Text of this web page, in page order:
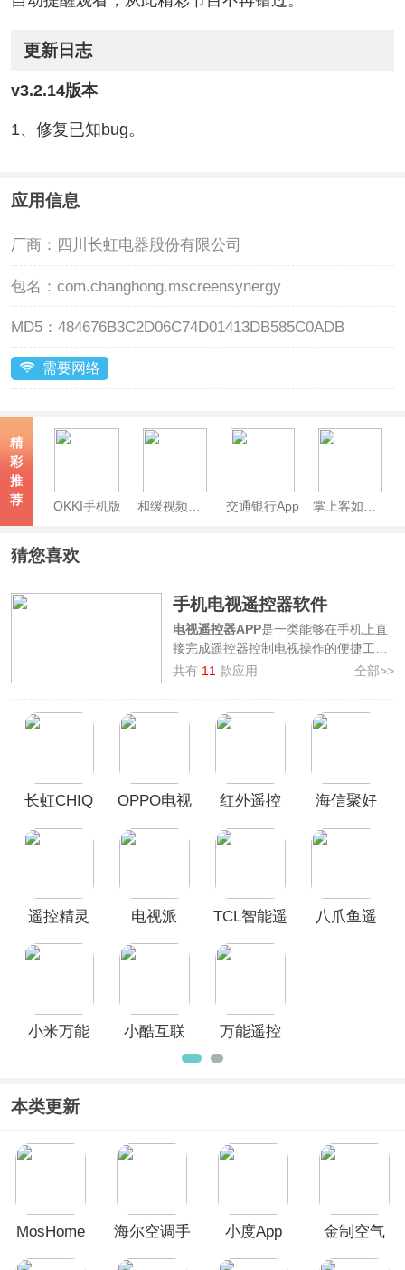
更新日志
v3.2.14版本
1、修复已知bug。
应用信息
厂商： 四川长虹电器股份有限公司
包名： com.changhong.mscreensynergy
MD5： 484676B3C2D06C74D01413DB585C0ADB
需要网络
精
彩
推
荐
OKKI手机版 和缓视频医生app 交通银行App 掌上客如云App
猜您喜欢
手机电视遥控器软件
电视遥控器APP是一类能够在手机上直
接完成遥控器控制电视操作的便捷工具
类软件，在遥控器找不到或不想找遥控
红外线、WiFi/蓝牙连接来完成，或是对
3322软件站整理汇集了一批手机电视遥
控器软件，其中包含如
遥控精灵、万能
等，欢迎广大用户按需下载使用！
共有 11 款应用 全部>>
长虹CHIQ
遥控器App
OPPO电视
红外遥控
海信聚好
遥控精灵
电视派
尖到家)手
TCL智能遥
八爪鱼遥
小米万能
小酷互联
万能遥控
本类更新
MosHome
海尔空调手
小度App
金制空气